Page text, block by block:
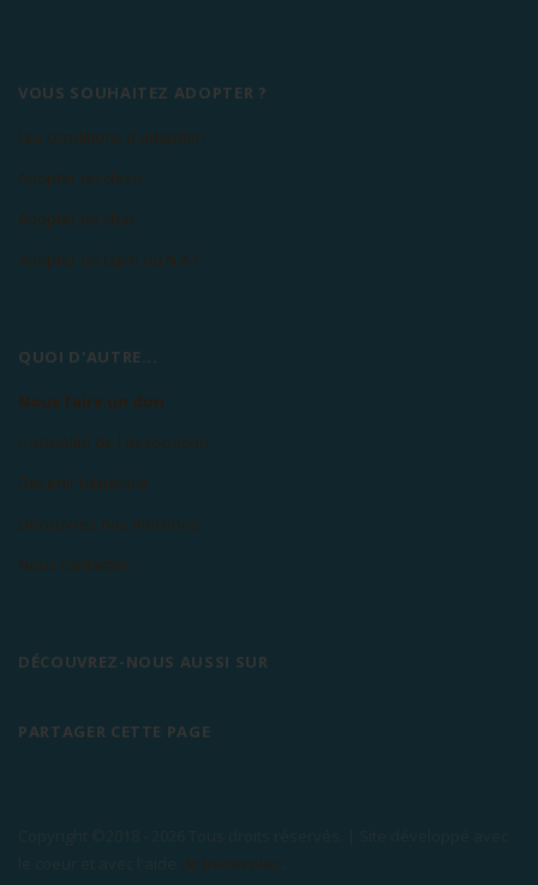
VOUS SOUHAITEZ ADOPTER ?
Les conditions d'adoption
Adopter un chien
Adopter un chat
Adopter un lapin ou N.A.C
QUOI D'AUTRE...
Nous faire un don
L'actualité de l'association
Devenir bénévole
Découvrez nos mécènes
Nous contacter
DÉCOUVREZ-NOUS AUSSI SUR
PARTAGER CETTE PAGE
de bénévoles